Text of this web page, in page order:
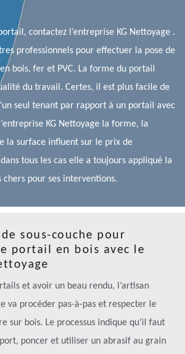
contactez l’entreprise KG Nettoyage .
professionnels pour effectuer la pose de
bois, fer et PVC. La forme du portail
du travail. Certes, il est plus facile de
seul tenant par rapport à un portail avec
KG Nettoyage la forme, la
la surface influent sur le prix de
tous les cas elle a toujours appliqué la
pour ses interventions.
sous-couche pour
portail en bois avec le
et avoir un beau rendu, l’artisan
va procéder pas-à-pas et respecter le
sur bois. Le processus indique qu’il faut
poncer et utiliser un abrasif au grain